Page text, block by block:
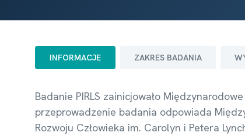
INFORMACJE ZAKRES BADANIA
Badanie PIRLS zainicjowało
przeprowadzenie badania odpowiada
Rozwoju Człowieka im. Carolyn i Petera